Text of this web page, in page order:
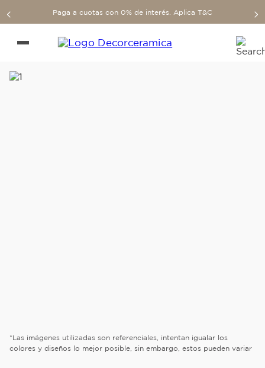
Paga a cuotas con 0% de interés. Aplica T&C
*Las imágenes utilizadas son referenciales, intentan igualar los
colores y diseños lo mejor posible, sin embargo, estos pueden variar